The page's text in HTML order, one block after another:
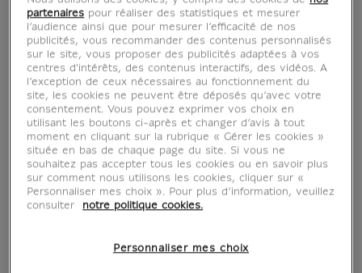
partenaires pour réaliser des statistiques et mesurer
l’audience ainsi que pour mesurer l’efficacité de nos
publicités, vous recommander des contenus personnalisés
sur le site, vous proposer des publicités adaptées à vos
centres d'intérêts, des contenus interactifs, des vidéos. A
l’exception de ceux nécessaires au fonctionnement du
site, les cookies ne peuvent être déposés qu’avec votre
consentement. Vous pouvez exprimer vos choix en
utilisant les boutons ci-après et changer d’avis à tout
moment en cliquant sur la rubrique « Gérer les cookies »
située en bas de chaque page du site. Si vous ne
souhaitez pas accepter tous les cookies ou en savoir plus
sur comment nous utilisons les cookies, cliquer sur «
Personnaliser mes choix ». Pour plus d’information, veuillez
consulter
notre politique cookies.
Personnaliser mes choix